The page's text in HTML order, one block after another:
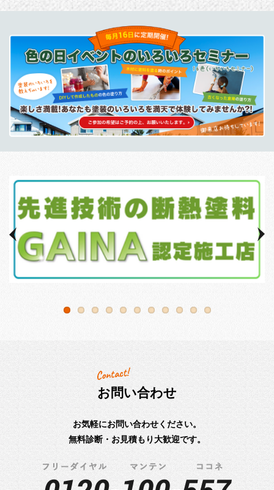
お問い合わせ
お気軽にお問い合わせください。
無料診断・お見積もり大歓迎です。